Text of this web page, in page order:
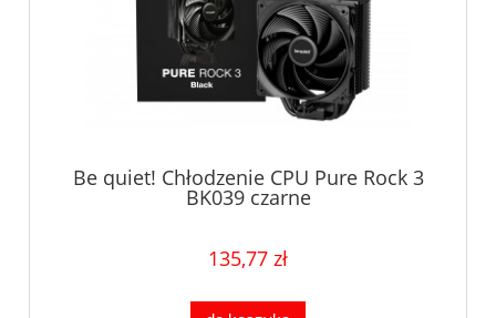
Be quiet! Chłodzenie CPU Pure Rock 3
BK039 czarne
135,77 zł